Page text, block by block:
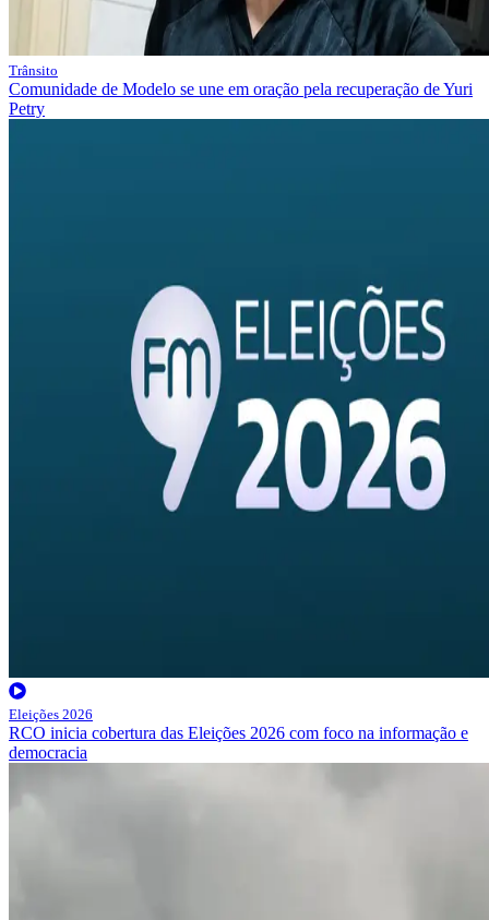
Trânsito
Comunidade de Modelo se une em oração pela recuperação de Yuri
Petry
Eleições 2026
RCO inicia cobertura das Eleições 2026 com foco na informação e
democracia